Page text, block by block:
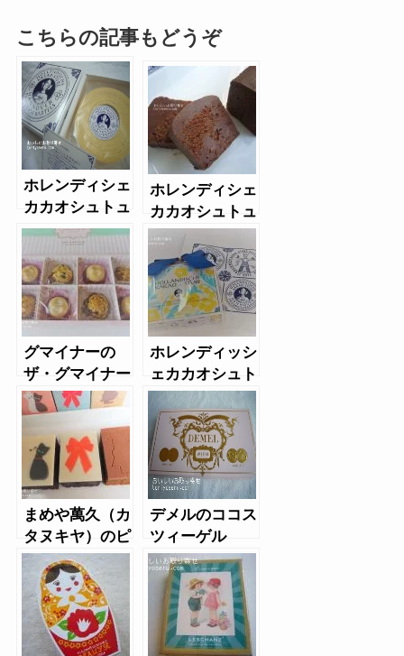
こちらの記事もどうぞ
ホレンディシェ
カカオシュトュ
ーベ
ホレンディシェ
カカオシュトュ
ーベのショコラ
ーデン
グマイナーの
ザ・グマイナー
コレクション
ホレンディッシ
ェカカオシュト
ゥーベのツィト
ローネンバウム
シュピッツ
まめや萬久（カ
タヌキヤ）のピ
クショナリー
デメルのココス
ツィーゲル